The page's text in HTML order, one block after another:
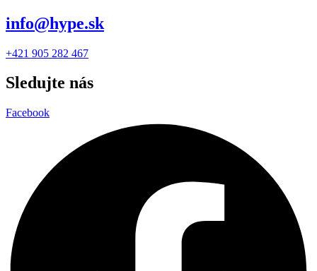
info@hype.sk
+421 905 282 467
Sledujte nás
Facebook